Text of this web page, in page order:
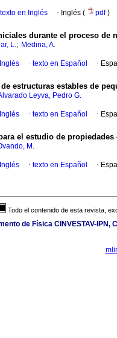
texto en Inglés · Inglés ( pdf)
durante el proceso de
L.; Medina, A.
Inglés · texto en Español ·
estructuras estables de
Leyva, Pedro G.
Inglés · texto en Español ·
el estudio de
M.
Inglés · texto en Español ·
Todo el contenido de esta revista,
de Física CINVESTAV-IPN,